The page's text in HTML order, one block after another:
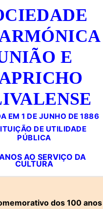
E
EM 1 DE JUNHO DE 1886
dos 100